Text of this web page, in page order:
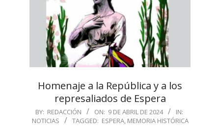
Homenaje a la República y a los
represaliados de Espera
2024-
04-
BY: REDACCIÓN ON: 9 DE ABRIL DE 2024
IN:
NOTICIAS
TAGGED: ESPERA, MEMORIA HISTÓRICA